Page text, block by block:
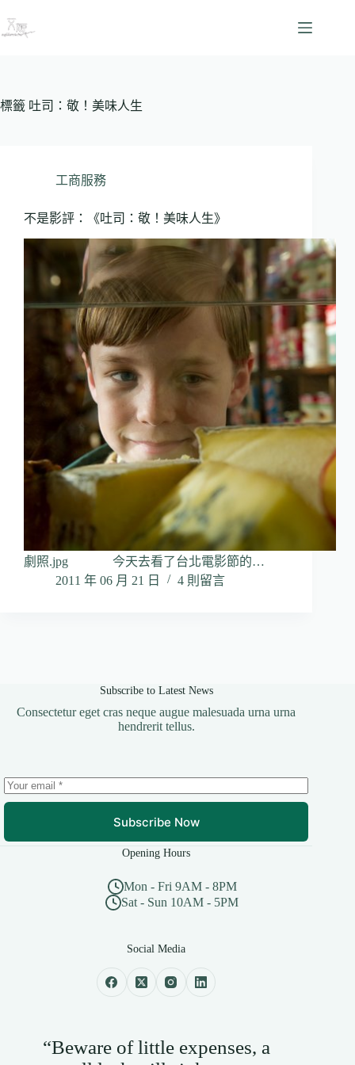
至
容
標籤 吐司：敬！美味人生
工商服務
不是影評：《吐司：敬！美味人生》
劇照.jpg 今天去看了台北電影節的…
2011 年 06 月 21 日
4 則留言
Subscribe to Latest News
Consectetur eget cras neque augue malesuada urna urna
hendrerit tellus.
Subscribe Now
Opening Hours
Mon - Fri 9AM - 8PM
Sat - Sun 10AM - 5PM
Social Media
“Beware of little expenses, a